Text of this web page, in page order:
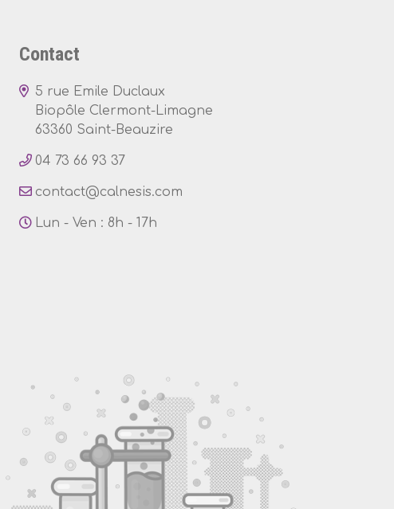
Contact
5 rue Emile Duclaux
Biopôle Clermont-Limagne
63360 Saint-Beauzire
04 73 66 93 37
Lun - Ven : 8h - 17h